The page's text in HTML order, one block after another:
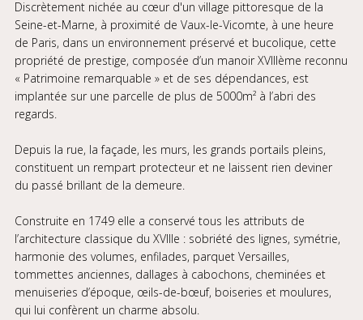
Discrètement nichée au cœur d'un village pittoresque de la
Seine-et-Marne, à proximité de Vaux-le-Vicomte, à une heure
de Paris, dans un environnement préservé et bucolique, cette
propriété de prestige, composée d’un manoir XVIIIème reconnu
« Patrimoine remarquable » et de ses dépendances, est
implantée sur une parcelle de plus de 5000m² à l’abri des
regards.
Depuis la rue, la façade, les murs, les grands portails pleins,
constituent un rempart protecteur et ne laissent rien deviner
du passé brillant de la demeure.
Construite en 1749 elle a conservé tous les attributs de
l’architecture classique du XVIIIe : sobriété des lignes, symétrie,
harmonie des volumes, enfilades, parquet Versailles,
tommettes anciennes, dallages à cabochons, cheminées et
menuiseries d’époque, œils-de-bœuf, boiseries et moulures,
qui lui confèrent un charme absolu.